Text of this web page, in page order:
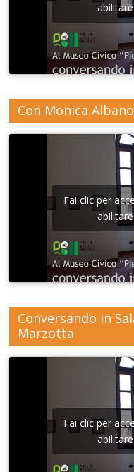
Con Monica
Fai clic per
Conversando in
Marzotta
Fai clic per